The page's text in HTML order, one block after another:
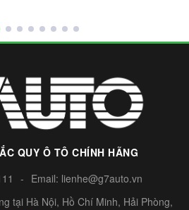
QUY Ô TÔ CHÍNH HÃNG
- Email: lienhe@g7auto.vn
tại Hà Nội, Hồ Chí Minh, Hải Phòng,